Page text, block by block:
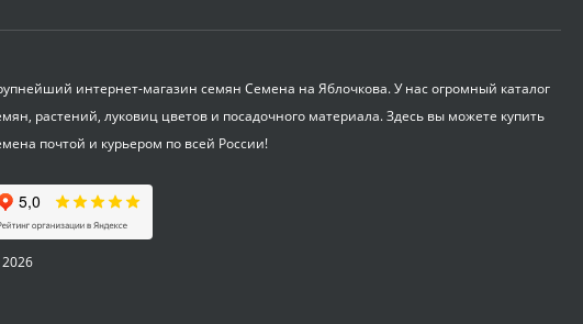
ZM 2110
интернет-магазин семян Семена на Яблочкова. У нас огромный каталог
растений, луковиц цветов и посадочного материала. Здесь вы можете купить
почтой и курьером по всей России!